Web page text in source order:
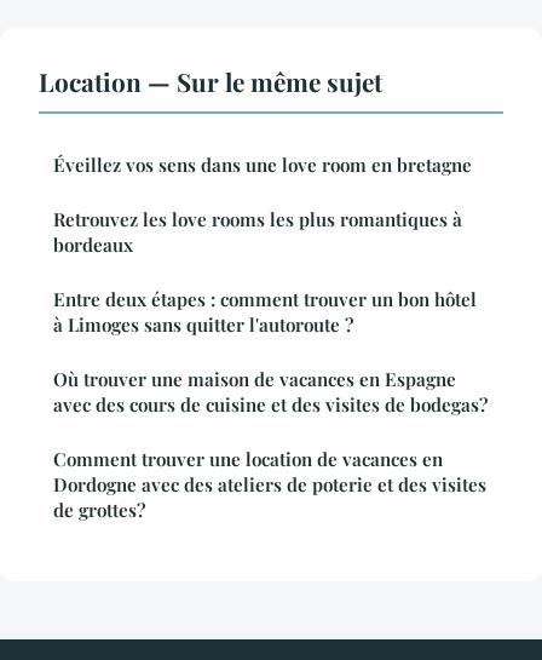
Location — Sur le même sujet
Éveillez vos sens dans une love room en bretagne
Retrouvez les love rooms les plus romantiques à
bordeaux
Entre deux étapes : comment trouver un bon hôtel
à Limoges sans quitter l'autoroute ?
Où trouver une maison de vacances en Espagne
avec des cours de cuisine et des visites de bodegas?
Comment trouver une location de vacances en
Dordogne avec des ateliers de poterie et des visites
de grottes?